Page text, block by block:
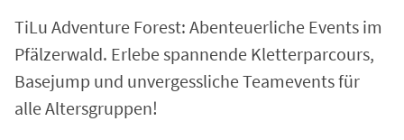
TiLu Adventure Forest: Abenteuerliche Events im
Pfälzerwald. Erlebe spannende Kletterparcours,
Basejump und unvergessliche Teamevents für
alle Altersgruppen!